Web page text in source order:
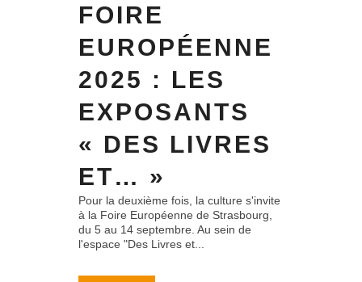
FOIRE
EUROPÉENNE
2025 : LES
EXPOSANTS
« DES LIVRES
ET… »
Pour la deuxième fois, la culture s'invite
à la Foire Européenne de Strasbourg,
du 5 au 14 septembre. Au sein de
l'espace "Des Livres et...